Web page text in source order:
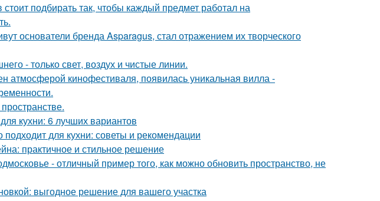
подбирать так, чтобы каждый предмет работал на
основатели бренда Asparagus, стал отражением их творческого
- только свет, воздух и чистые линии.
атмосферой кинофестиваля, появилась уникальная вилла -
кухни: 6 лучших вариантов
для кухни: советы и рекомендации
практичное и стильное решение
- отличный пример того, как можно обновить пространство, не
выгодное решение для вашего участка